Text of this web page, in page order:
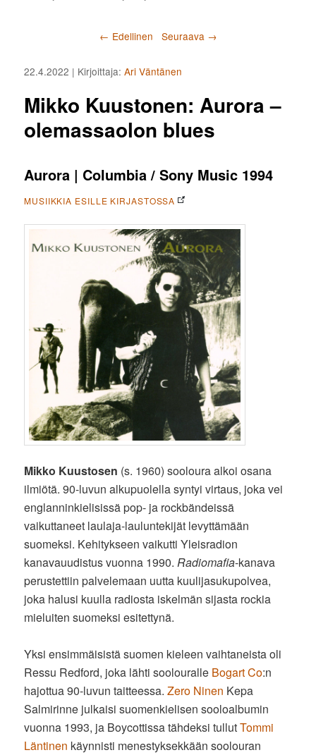
Artikkelien selaus
← Edellinen Seuraava →
Mikko Kuustonen: Aurora –
olemassaolon blues
22.4.2022 | Kirjoittaja:Ari Väntänen
Aurora | Columbia / Sony Music 1994
MUSIIKKIA ESILLE KIRJASTOSSA
Mikko Kuustosen (s. 1960) sooloura alkoi osana
ilmiötä. 90-luvun alkupuolella syntyi virtaus, joka vei
englanninkielisissä pop- ja rockbändeissä
vaikuttaneet laulaja-lauluntekijät levyttämään
suomeksi. Kehitykseen vaikutti Yleisradion
kanavauudistus vuonna 1990.Radiomafia-kanava
perustettiin palvelemaan uutta kuulijasukupolvea,
joka halusi kuulla radiosta iskelmän sijasta rockia
mieluiten suomeksi esitettynä.
Yksi ensimmäisistä suomen kieleen vaihtaneista oli
Ressu Redford, joka lähti soolouralle Bogart Co:n
hajottua 90-luvun taitteessa.Zero Ninen Kepa
Salmirinne julkaisi suomenkielisen sooloalbumin
vuonna 1993, ja Boycottissa tähdeksi tullutTommi
Läntinen käynnisti menestyksekkään soolouran